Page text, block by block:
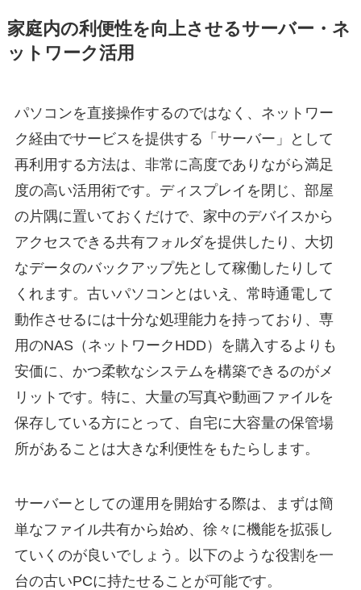
家庭内の利便性を向上させるサーバー・ネ
ットワーク活用
パソコンを直接操作するのではなく、ネットワー
ク経由でサービスを提供する「サーバー」として
再利用する方法は、非常に高度でありながら満足
度の高い活用術です。ディスプレイを閉じ、部屋
の片隅に置いておくだけで、家中のデバイスから
アクセスできる共有フォルダを提供したり、大切
なデータのバックアップ先として稼働したりして
くれます。古いパソコンとはいえ、常時通電して
動作させるには十分な処理能力を持っており、専
用のNAS（ネットワークHDD）を購入するよりも
安価に、かつ柔軟なシステムを構築できるのがメ
リットです。特に、大量の写真や動画ファイルを
保存している方にとって、自宅に大容量の保管場
所があることは大きな利便性をもたらします。
サーバーとしての運用を開始する際は、まずは簡
単なファイル共有から始め、徐々に機能を拡張し
ていくのが良いでしょう。以下のような役割を一
台の古いPCに持たせることが可能です。